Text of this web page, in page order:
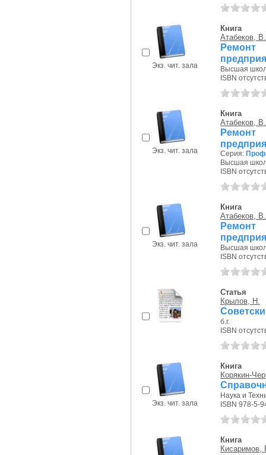
Экз. чит. зала
Книга
Атабеков,
Ремонт
Высшая
ISBN
Экз. чит. зала
Книга
Атабеков,
Ремонт
Серия:
Высшая
ISBN
Экз. чит. зала
Книга
Атабеков,
Ремонт
Высшая
ISBN
Статья
Крылов, Н.
б.г.
ISBN
Экз. чит. зала
Книга
Корякин-
Наука и
ISBN 978-5-
Книга
Кисаримов,